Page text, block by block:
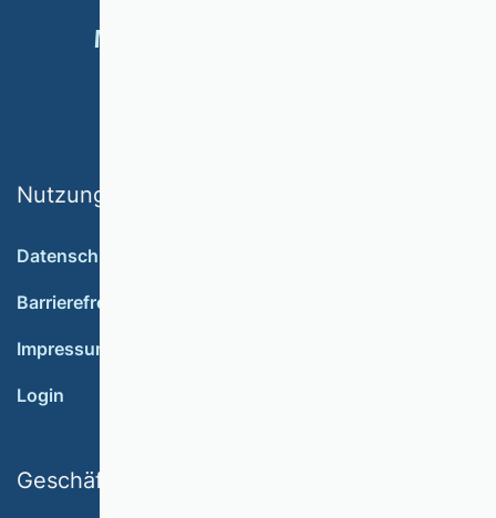
MITGLIED WERDEN
Nutzungsbedingungen
Datenschutz
Barrierefreiheit
Impressum
Login
Geschäftsstelle